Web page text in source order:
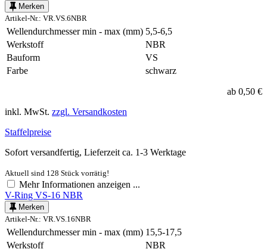
Merken
Artikel-Nr.: VR.VS.6NBR
Wellendurchmesser min - max (mm) 5,5-6,5
Werkstoff
NBR
Bauform
VS
Farbe
schwarz
ab 0,50 €
inkl. MwSt. zzgl. Versandkosten
Staffelpreise
Sofort versandfertig, Lieferzeit ca. 1-3 Werktage
Aktuell sind 128 Stück vorrätig!
Mehr Informationen anzeigen ...
V-Ring VS-16 NBR
Merken
Artikel-Nr.: VR.VS.16NBR
Wellendurchmesser min - max (mm) 15,5-17,5
Werkstoff
NBR